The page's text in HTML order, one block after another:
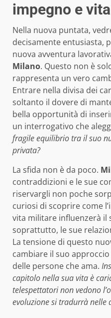
impegno e
Nella nuova puntata,
decisamente entusiasta,
nuova avventura
Milano. Questo non è
rappresenta un vero
Entrare nella divisa dei
soltanto il dovere di
bella opportunità di
un interrogativo che
fragile equilibrio tra il suo
privata?
La sfida non è da poco.
contraddizioni e le sue
riservargli non poche
curiosi di scoprire come
vita militare influenzerà il
soprattutto, le sue
La tensione di questo
cambiare il suo
delle persone che ama.
capitolo nella sua vita è
telespettatori non vedono
evoluzione si tradurrà nelle